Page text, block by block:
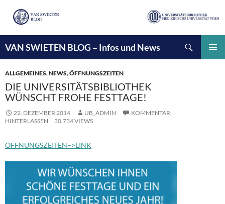
VAN SWIETEN BLOG – Infos und News
INHALT
SPRINGEN
ALLGEMEINES,NEWS,ÖFFNUNGSZEITEN
DIE UNIVERSITÄTSBIBLIOTHEK
WÜNSCHT FROHE FESTTAGE!
22. DEZEMBER 2014 UB_ADMIN
KOMMENTAR
HINTERLASSEN
30.734 VIEWS
ÖFFNUNGSZEITEN–>LINK